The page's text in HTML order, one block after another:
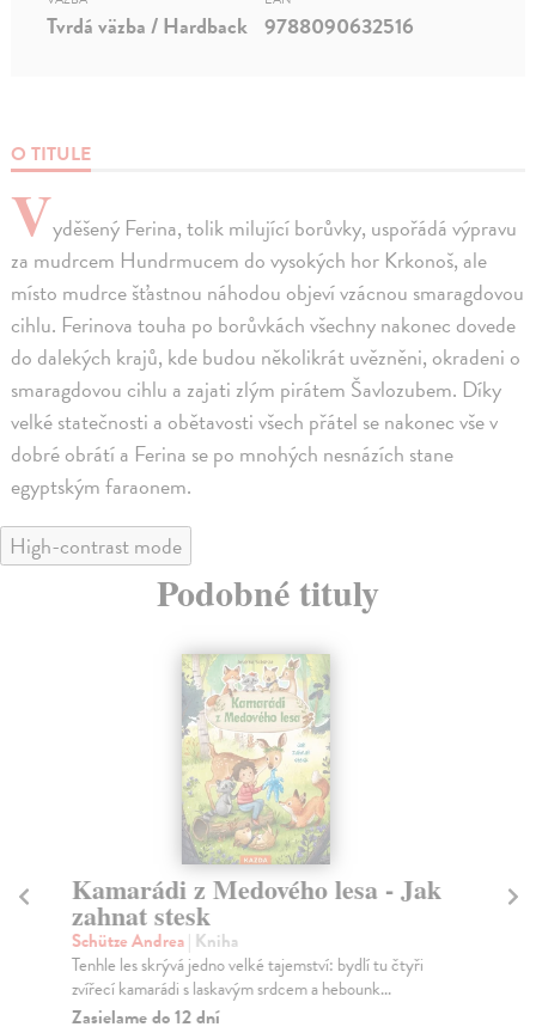
O TITULE
Vyděšený Ferina, tolik milující borůvky, uspořádá výpravu
za mudrcem Hundrmucem do vysokých hor Krkonoš, ale
místo mudrce šťastnou náhodou objeví vzácnou smaragdovou
cihlu. Ferinova touha po borůvkách všechny nakonec dovede
do dalekých krajů, kde budou několikrát uvězněni, okradeni o
smaragdovou cihlu a zajati zlým pirátem Šavlozubem. Díky
velké statečnosti a obětavosti všech přátel se nakonec vše v
dobré obrátí a Ferina se po mnohých nesnázích stane
egyptským faraonem.
Tvrdá väzba / Hardback 9788090632516
High-contrast mode
Podobné tituly
Kamarádi z Medového lesa - Jak
zahnat stesk
Schütze Andrea| Kniha
Tenhle les skrývá jedno velké tajemství: bydlí tu čtyři
zvířecí kamarádi s laskavým srdcem a hebounk...
Zasielame do 12 dní